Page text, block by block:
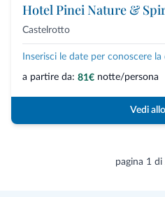
Hotel Pinei Nature &
Castelrotto
Inserisci le date per conoscere
a partire da: 81€ notte/persona
Vedi
pagina 1 di